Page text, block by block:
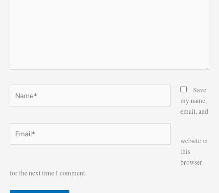
Save
my name,
email, and
website in
this
browser
for the next time I comment.